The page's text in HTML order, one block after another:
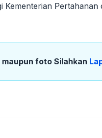
foto Silahkan